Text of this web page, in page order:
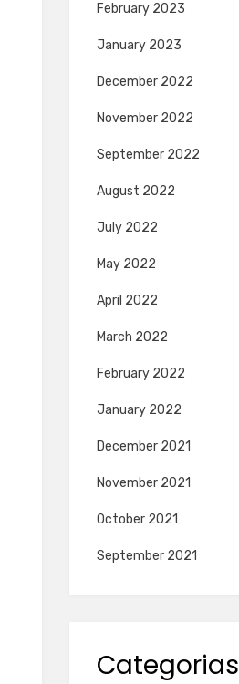
February 2023
January 2023
December 2022
November 2022
September 2022
August 2022
July 2022
May 2022
April 2022
March 2022
February 2022
January 2022
December 2021
November 2021
October 2021
September 2021
Categorias